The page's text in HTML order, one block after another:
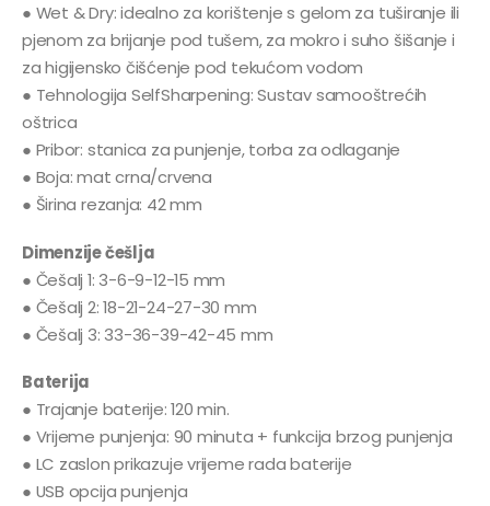
● Wet & Dry: idealno za korištenje s gelom za tuširanje ili
pjenom za brijanje pod tušem, za mokro i suho šišanje i
za higijensko čišćenje pod tekućom vodom
● Tehnologija SelfSharpening: Sustav samooštrećih
oštrica
● Pribor: stanica za punjenje, torba za odlaganje
● Boja: mat crna/crvena
● Širina rezanja: 42 mm
Dimenzije češlja
● Češalj 1: 3-6-9-12-15 mm
● Češalj 2: 18-21-24-27-30 mm
● Češalj 3: 33-36-39-42-45 mm
Baterija
● Trajanje baterije: 120 min.
● Vrijeme punjenja: 90 minuta + funkcija brzog punjenja
● LC zaslon prikazuje vrijeme rada baterije
● USB opcija punjenja